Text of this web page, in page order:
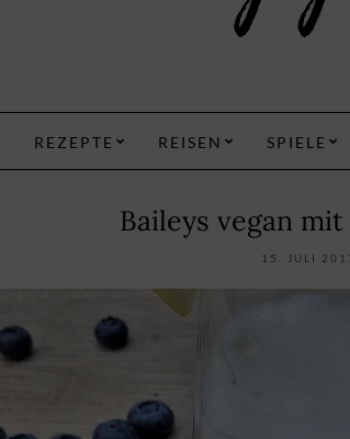
REZEPTE REISEN SPIELE
Baileys vegan
15. JULI